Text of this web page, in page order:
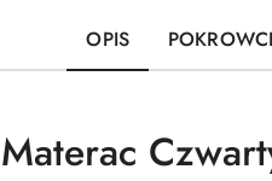
OPIS
Materac